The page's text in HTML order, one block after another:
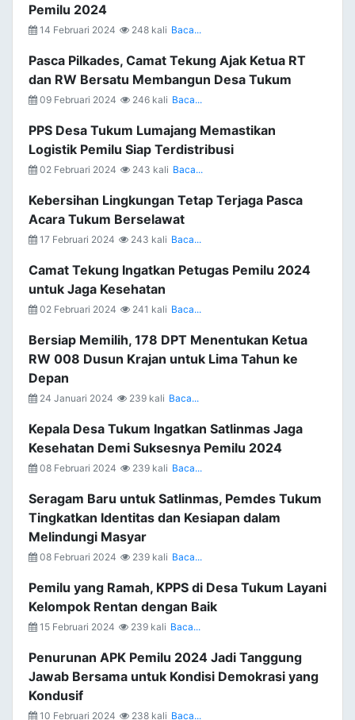
Pemilu 2024
14 Februari 2024 248 kali Baca...
Pasca Pilkades, Camat Tekung Ajak Ketua RT
dan RW Bersatu Membangun Desa Tukum
09 Februari 2024 246 kali Baca...
PPS Desa Tukum Lumajang Memastikan
Logistik Pemilu Siap Terdistribusi
02 Februari 2024 243 kali Baca...
Kebersihan Lingkungan Tetap Terjaga Pasca
Acara Tukum Berselawat
17 Februari 2024 243 kali Baca...
Camat Tekung Ingatkan Petugas Pemilu 2024
untuk Jaga Kesehatan
02 Februari 2024 241 kali Baca...
Bersiap Memilih, 178 DPT Menentukan Ketua
RW 008 Dusun Krajan untuk Lima Tahun ke
Depan
24 Januari 2024 239 kali Baca...
Kepala Desa Tukum Ingatkan Satlinmas Jaga
Kesehatan Demi Suksesnya Pemilu 2024
08 Februari 2024 239 kali Baca...
Seragam Baru untuk Satlinmas, Pemdes Tukum
Tingkatkan Identitas dan Kesiapan dalam
Melindungi Masyar
08 Februari 2024 239 kali Baca...
Pemilu yang Ramah, KPPS di Desa Tukum Layani
Kelompok Rentan dengan Baik
15 Februari 2024 239 kali Baca...
Penurunan APK Pemilu 2024 Jadi Tanggung
Jawab Bersama untuk Kondisi Demokrasi yang
Kondusif
10 Februari 2024 238 kali Baca...